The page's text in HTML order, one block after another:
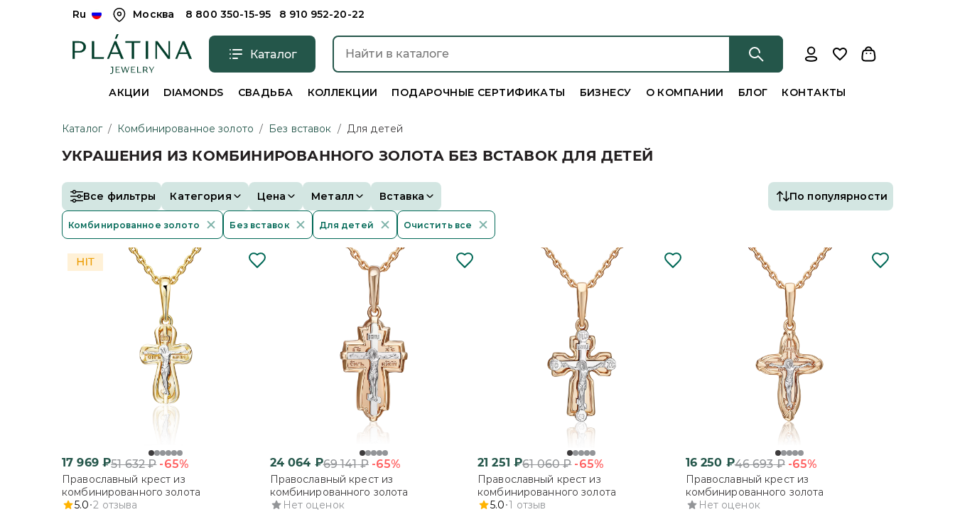
Ru Москва 8 800 350-15-95 8 910 952-20-22
Каталог
АКЦИИ DIAMONDS СВАДЬБА КОЛЛЕКЦИИ ПОДАРОЧНЫЕ СЕРТИФИКАТЫ БИЗНЕСУ О КОМПАНИИ БЛОГ КОНТАКТЫ
Каталог / Комбинированное золото / Без вставок / Для детей
УКРАШЕНИЯ ИЗ КОМБИНИРОВАННОГО ЗОЛОТА БЕЗ ВСТАВОК ДЛЯ ДЕТЕЙ
Все фильтры Категория Цена Металл Вставка По популярности
Комбинированное золото Без вставок Для детей Очистить все
17 969₽51 632₽ -65%
Православный крест из
комбинированного золота
5.0 2 отзыва
24 064 ₽69 141₽ -65%
Православный крест из
комбинированного золота
Нет оценок
21 251 ₽61 060₽ -65%
Православный крест из
комбинированного золота
5.0 1 отзыв
16 250 ₽46 693₽ -65%
Православный крест из
комбинированного золота
Нет оценок